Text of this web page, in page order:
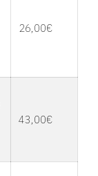
26,00€
43,00€